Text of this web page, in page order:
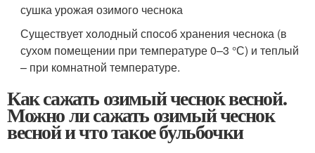
сушка урожая озимого чеснока
Существует холодный способ хранения чеснока (в
сухом помещении при температуре 0–3 °С) и теплый
– при комнатной температуре.
Как сажать озимый чеснок весной.
Можно ли сажать озимый чеснок
весной и что такое бульбочки